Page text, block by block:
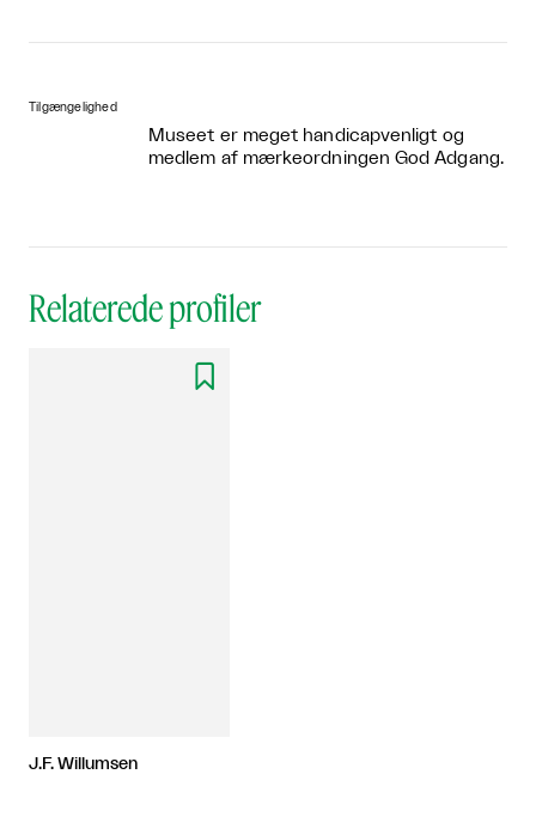
Tilgængelighed
Museet er meget handicapvenligt og
medlem af mærkeordningen God Adgang.
Relaterede profiler

J.F. Willumsen